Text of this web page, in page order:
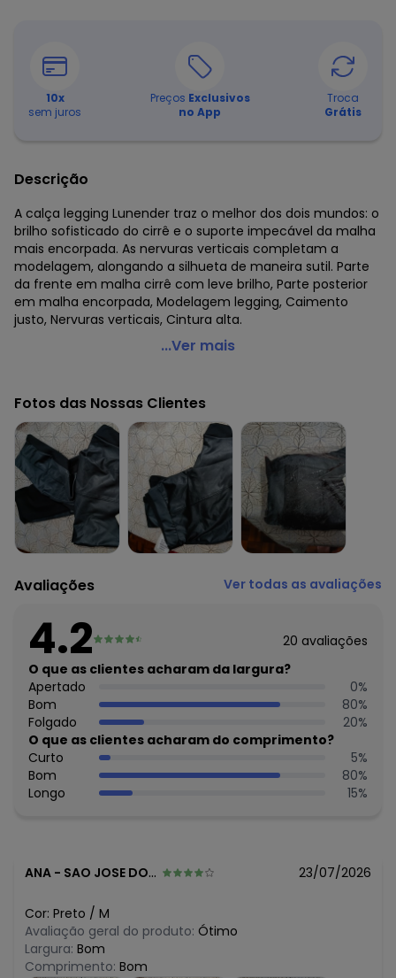
10x
sem juros
Preços Exclusivos
no App
Troca
Grátis
Descrição
A calça legging Lunender traz o melhor dos dois mundos: o
brilho sofisticado do cirrê e o suporte impecável da malha
mais encorpada. As nervuras verticais completam a
modelagem, alongando a silhueta de maneira sutil. Parte
da frente em malha cirrê com leve brilho, Parte posterior
em malha encorpada, Modelagem legging, Caimento
justo, Nervuras verticais, Cintura alta.
Lunender Mais Mulher - Calça Legging Plus Size em
Código do produto: 7791853
Fornecedor: LUNELLI TEXTIL NORDESTE LTDA / CNPJ
10.220.089/0001-55
Feito: Brasil
Cuidados para conservação do produto: Lavagem a mão;
Não alvejar; Não secar em tambor; Secagem em varal à
sombra; Não passar; Não limpar a seco; Limpeza a úmido
profissional; Processo suave;
Tecido: Poliéster
Composição: Parte traseira 94% poliéster 6% elastano
O preço apresentado abaixo é o menor oferecido em
algum dia do mês, para o menor tamanho disponível.
agosto/2026
julho/2026 R$ 95,16
junho/2026 R$ 95,16
maio/2026 R$ 95,16
abril/2026 R$ 95,16
março/2026 R$ 95,16
fevereiro/2026 N/D*
...Ver mais
Fotos das Nossas Clientes
Avaliações Ver todas as avaliações
4.2 20 avaliações
O que as clientes acharam da largura?
Apertado
0%
Bom
80%
Folgado
20%
O que as clientes acharam do comprimento?
Curto
5%
Bom
80%
Longo
15%
ANA - SAO JOSE DOS CAMPOS - SP 23/07/2026
Cor: Preto / M
Avaliação geral do produto: Ótimo
Largura: Bom
Comprimento: Bom